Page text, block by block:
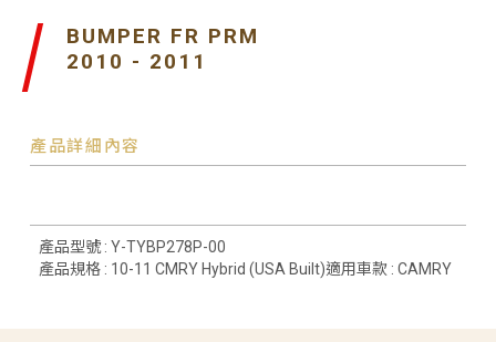
BUMPER FR PRM
2010 - 2011
產品詳細內容
產品型號 : Y-TYBP278P-00
產品規格 : 10-11 CMRY Hybrid (USA Built)適用車款 : CAMRY